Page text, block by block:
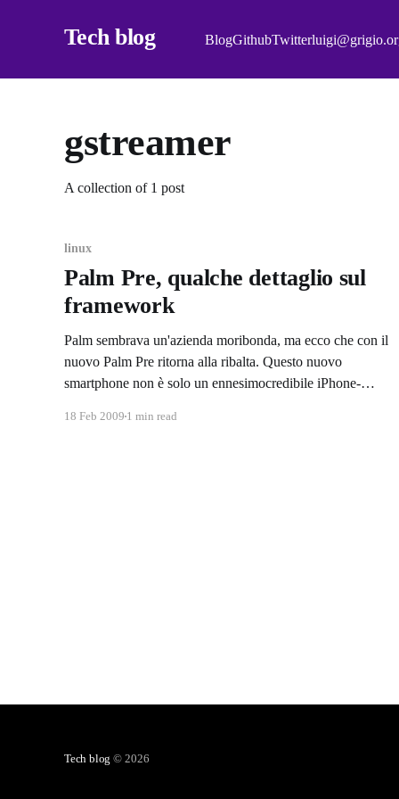
Tech blog BlogGithubTwitter
gstreamer
A collection of 1 post
linux
Palm Pre, qualche dettaglio sul
framework
Palm sembrava un'azienda moribonda, ma ecco che con il
nuovo Palm Pre ritorna alla ribalta. Questo nuovo
smartphone non è solo un ennesimocredibile iPhone-
18 Feb 2009 1 min read
Tech blog © 2026